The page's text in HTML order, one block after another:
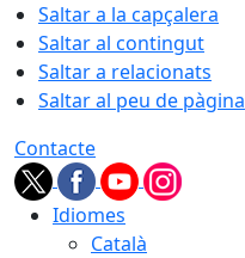
Saltar a la capçalera
Saltar al contingut
Saltar a relacionats
Saltar al peu de pàgina
Contacte
Idiomes
Català